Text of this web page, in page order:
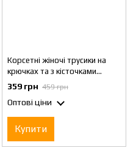
Корсетні жіночі трусики на
крючках та з кісточками
коригуючі білизна для талії M
359 грн 459 грн
Оптові ціни
Купити